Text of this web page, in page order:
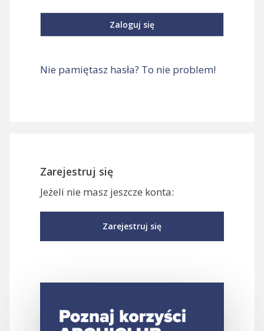
Nie pamiętasz hasła? To nie problem!
Zarejestruj się
Jeżeli nie masz jeszcze konta:
Zarejestruj się